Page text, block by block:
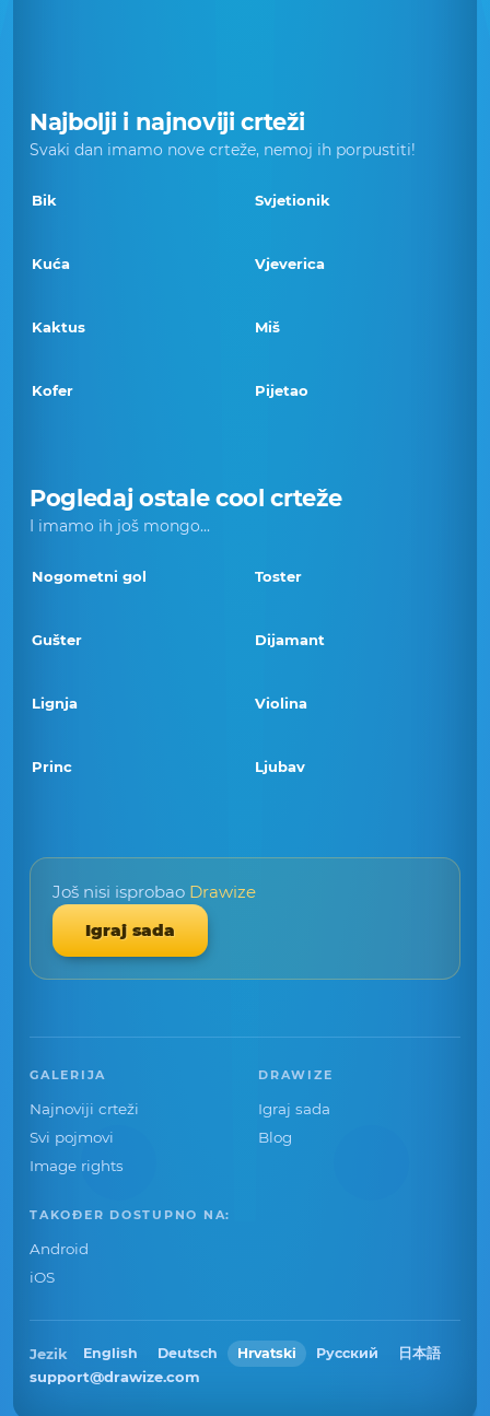
Najbolji i najnoviji crteži
Svaki dan imamo nove crteže, nemoj ih porpustiti!
Bik Svjetionik
Kuća Vjeverica
Kaktus Miš
Kofer Pijetao
Pogledaj ostale cool crteže
I imamo ih još mongo...
Nogometni gol Toster
Gušter Dijamant
Lignja Violina
Princ Ljubav
Još nisi isprobao Drawize
Igraj sada
GALERIJA
Najnoviji crteži
Svi pojmovi
Image rights
DRAWIZE
Igraj sada
Blog
TAKOĐER DOSTUPNO NA:
Android
iOS
Jezik English Deutsch Hrvatski Русский 日本語
support@drawize.com